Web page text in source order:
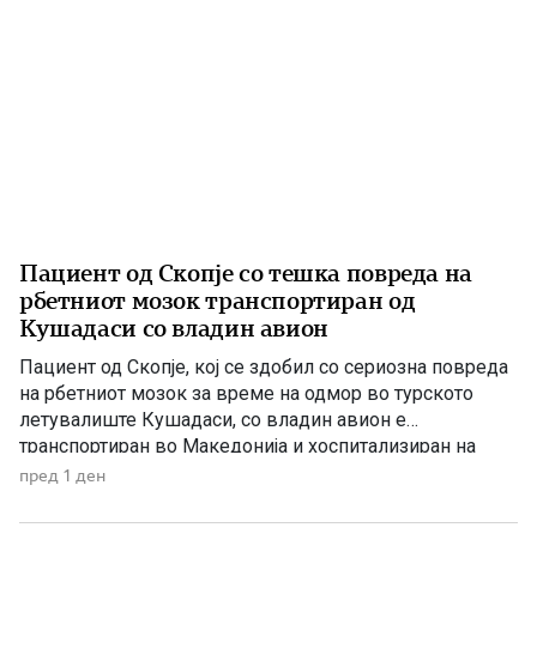
Пациент од Скопје со тешка повреда на
рбетниот мозок транспортиран од
Кушадаси со владин авион
Пациент од Скопје, кој се здобил со сериозна повреда
на рбетниот мозок за време на одмор во турското
летувалиште Кушадаси, со владин авион е
транспортиран во Македонија и хоспитализиран на
Универзитетската клиника за трауматологија,
интензивно лекување (ТОАРИЛУЦ). Информацијата ја
пред 1 ден